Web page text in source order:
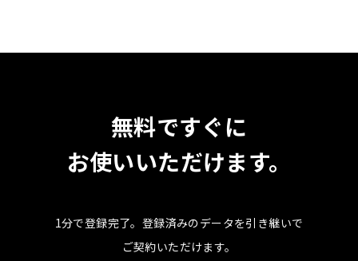
無料ですぐに
お使いいただけます。
1分で登録完了。 登録済みのデータを引き継いで
ご契約いただけます。